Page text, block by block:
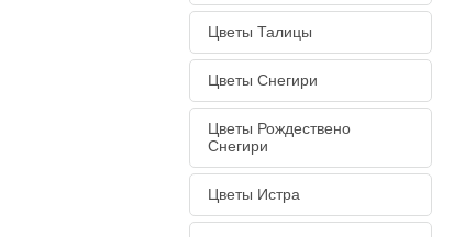
Цветы Талицы
Цветы Снегири
Цветы Рождествено
Снегири
Цветы Истра